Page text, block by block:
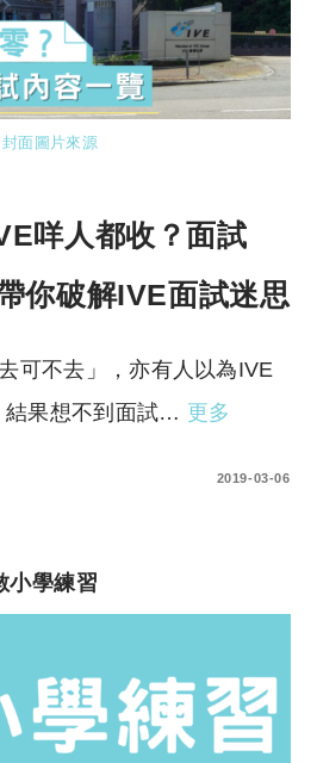
封面圖片來源
咩人都收？面試
你破解IVE面試迷思
可不去」，亦有人以為IVE
結果想不到面試… 更多
2019-03-06
小學練習